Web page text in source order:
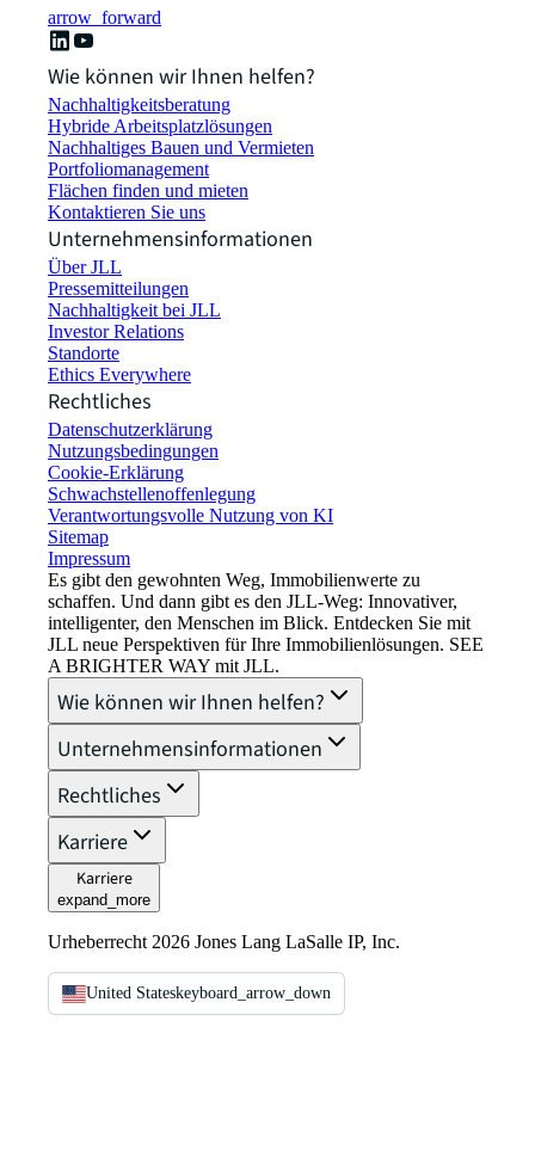
arrow_forward
Wie können wir Ihnen helfen?
Nachhaltigkeitsberatung
Hybride Arbeitsplatzlösungen
Nachhaltiges Bauen und Vermieten
Portfoliomanagement
Flächen finden und mieten
Kontaktieren Sie uns
Unternehmensinformationen
Über JLL
Pressemitteilungen
Nachhaltigkeit bei JLL
Investor Relations
Standorte
Ethics Everywhere
Rechtliches
Datenschutzerklärung
Nutzungsbedingungen
Cookie-Erklärung
Schwachstellenoffenlegung
Verantwortungsvolle Nutzung von KI
Sitemap
Impressum​
Es gibt den gewohnten Weg, Immobilienwerte zu
schaffen. Und dann gibt es den JLL-Weg: Innovativer,
intelligenter, den Menschen im Blick. Entdecken Sie mit
JLL neue Perspektiven für Ihre Immobilienlösungen. SEE
A BRIGHTER WAY mit JLL.
Wie können wir Ihnen helfen?
Unternehmensinformationen
Rechtliches
Karriere
Karriere
expand_more
Urheberrecht 2026 Jones Lang LaSalle IP, Inc.
United Stateskeyboard_arrow_down